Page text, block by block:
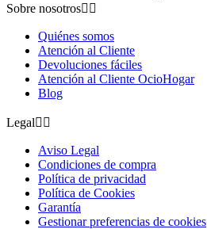
Sobre nosotros 
Quiénes somos
Atención al Cliente
Devoluciones fáciles
Atención al Cliente OcioHogar
Blog
Legal 
Aviso Legal
Condiciones de compra
Política de privacidad
Política de Cookies
Garantía
Gestionar preferencias de cookies